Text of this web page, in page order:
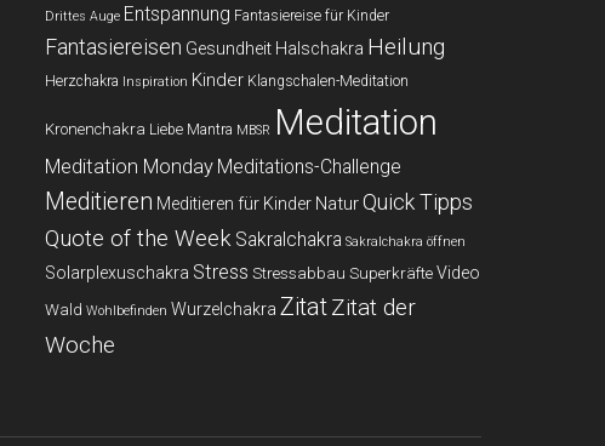
Drittes Auge Entspannung Fantasiereise für Kinder
Fantasiereisen Gesundheit Halschakra Heilung
Herzchakra Inspiration Kinder Klangschalen-Meditation
Kronenchakra Liebe Mantra MBSR Meditation
Meditation Monday Meditations-Challenge
Meditieren Meditieren für Kinder NaturQuick Tipps
Quote of the Week Sakralchakra Sakralchakra öffnen
Solarplexuschakra Stress Stressabbau Superkräfte Video
Wald Wohlbefinden Wurzelchakra ZitatZitat der
Woche